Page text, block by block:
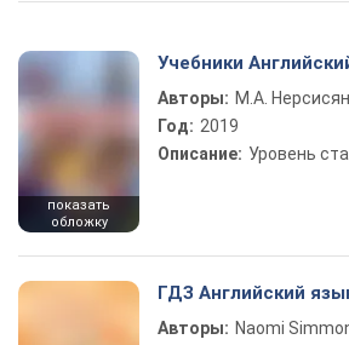
показать
обложку
Учебники
Авторы: М.А.
Год: 2019
Описание: Уровень
ГДЗ Английский
Авторы: Naomi